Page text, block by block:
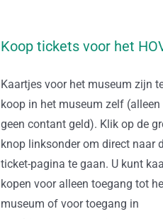
Koop tickets voor het
Kaartjes voor het museum zijn
koop in het museum zelf (alleen
geen contant geld). Klik op de
knop linksonder om direct naar
ticket-pagina te gaan. U kunt
kopen voor alleen toegang tot
museum of voor toegang in